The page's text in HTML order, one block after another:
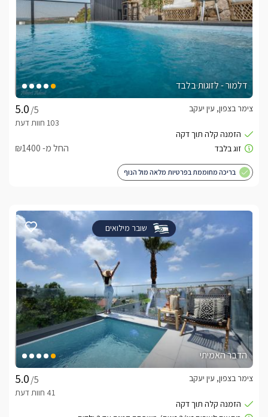
דלמור - לזוגות בלבד
/5
צימר בצפון, עין יעקב
החל מ- ₪1400
בריכה מחוממת בפרטיות מלאה מול הנוף
שובר מילואים
הדבר האמיתי
/5
צימר בצפון, עין יעקב